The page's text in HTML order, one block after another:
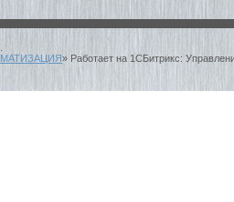
» Работает на 1СБитрикс: